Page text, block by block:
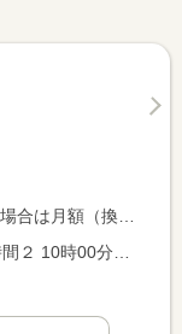
は時間額を表示しています。